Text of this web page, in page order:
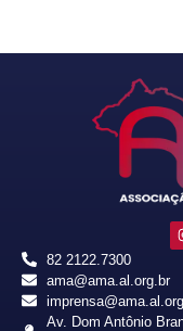
82 2122.7300
ama@ama.al.org.br
Av. Dom Antônio